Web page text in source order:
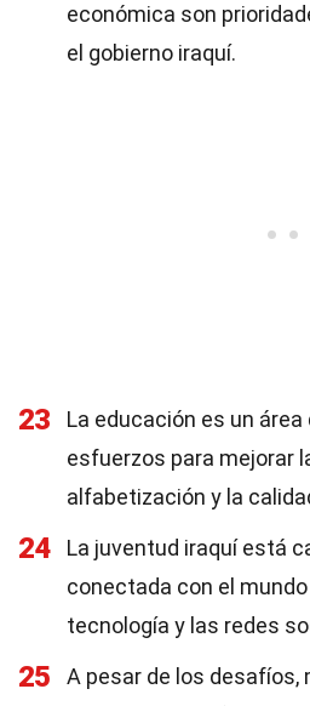
económica son
el gobierno iraquí.
23
La educación es un área
esfuerzos para mejorar
alfabetización y la
24
La juventud iraquí está
conectada con el
tecnología y las redes
25
A pesar de los desafíos,